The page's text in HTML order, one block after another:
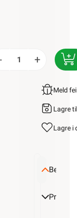
+
Meld
Lagre
Lagre i